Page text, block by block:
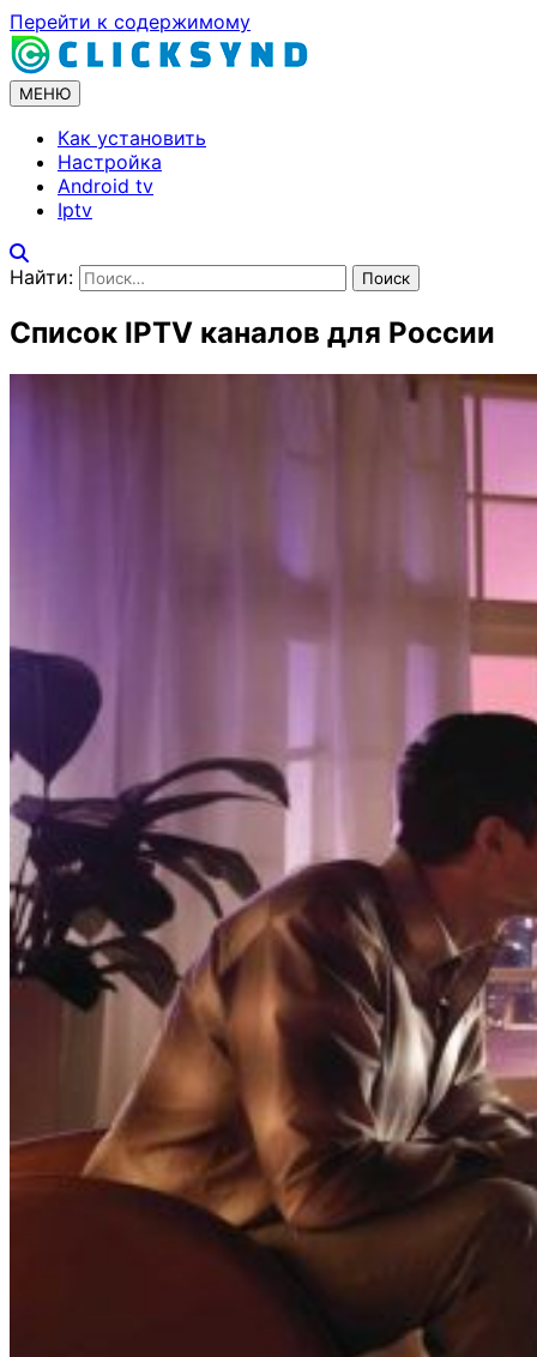
Перейти к содержимому
МЕНЮ
Как установить
Настройка
Android tv
Iptv
Найти:
Список IPTV каналов для России